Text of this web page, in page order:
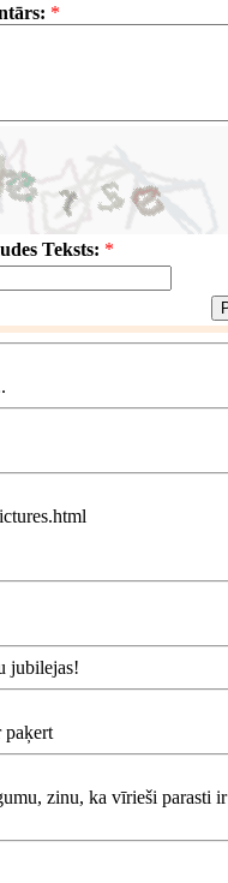
*
Teksts: *
jubilejas!
paķert
zinu, ka vīrieši